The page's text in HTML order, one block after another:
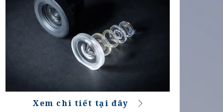
Xem chi tiết tại đây